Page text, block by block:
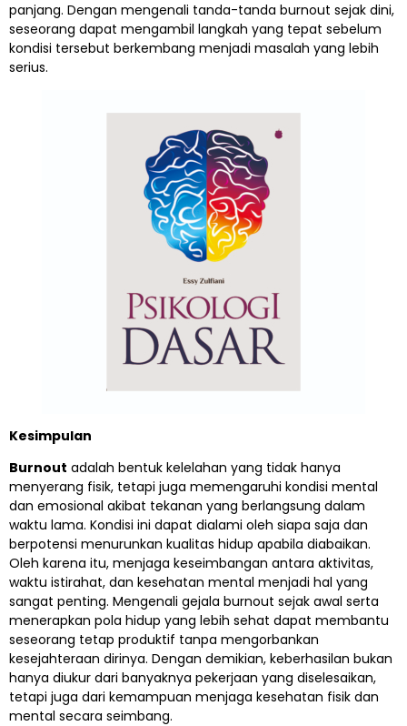
panjang. Dengan mengenali tanda-tanda burnout sejak dini,
seseorang dapat mengambil langkah yang tepat sebelum
kondisi tersebut berkembang menjadi masalah yang lebih
serius.
Kesimpulan
Burnout adalah bentuk kelelahan yang tidak hanya
menyerang fisik, tetapi juga memengaruhi kondisi mental
dan emosional akibat tekanan yang berlangsung dalam
waktu lama. Kondisi ini dapat dialami oleh siapa saja dan
berpotensi menurunkan kualitas hidup apabila diabaikan.
Oleh karena itu, menjaga keseimbangan antara aktivitas,
waktu istirahat, dan kesehatan mental menjadi hal yang
sangat penting. Mengenali gejala burnout sejak awal serta
menerapkan pola hidup yang lebih sehat dapat membantu
seseorang tetap produktif tanpa mengorbankan
kesejahteraan dirinya. Dengan demikian, keberhasilan bukan
hanya diukur dari banyaknya pekerjaan yang diselesaikan,
tetapi juga dari kemampuan menjaga kesehatan fisik dan
mental secara seimbang.